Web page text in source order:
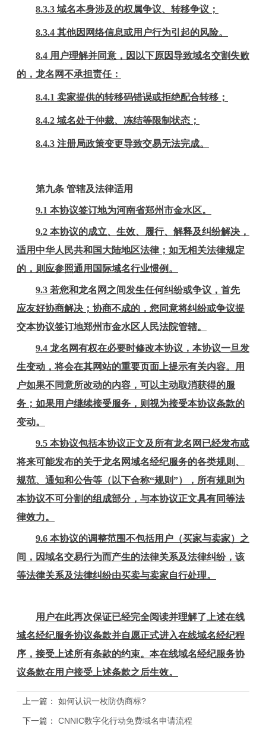
8.3.3 域名本身涉及的权属争议、转移争议；
8.3.4 其他因网络信息或用户行为引起的风险。
8.4 用户理解并同意，因以下原因导致域名交割失败
的，龙名网不承担责任：
8.4.1 卖家提供的转移码错误或拒绝配合转移；
8.4.2 域名处于仲裁、冻结等限制状态；
8.4.3 注册局政策变更导致交易无法完成。
第九条 管辖及法律适用
9.1 本协议签订地为河南省郑州市金水区。
9.2 本协议的成立、生效、履行、解释及纠纷解决，
适用中华人民共和国大陆地区法律；如无相关法律规定
的，则应参照通用国际域名行业惯例。
9.3 若您和龙名网之间发生任何纠纷或争议，首先
应友好协商解决；协商不成的，您同意将纠纷或争议提
交本协议签订地郑州市金水区人民法院管辖。
9.4 龙名网有权在必要时修改本协议，本协议一旦发
生变动，将会在其网站的重要页面上提示有关内容。用
户如果不同意所改动的内容，可以主动取消获得的服
务；如果用户继续接受服务，则视为接受本协议条款的
变动。
9.5 本协议包括本协议正文及所有龙名网已经发布或
将来可能发布的关于龙名网域名经纪服务的各类规则、
规范、通知和公告等（以下合称“规则”），所有规则为
本协议不可分割的组成部分，与本协议正文具有同等法
律效力。
9.6 本协议的调整范围不包括用户（买家与卖家）之
间，因域名交易行为而产生的法律关系及法律纠纷，该
等法律关系及法律纠纷由买卖与卖家自行处理。
用户在此再次保证已经完全阅读并理解了上述在线
域名经纪服务协议条款并自愿正式进入在线域名经纪程
序，接受上述所有条款的约束。本在线域名经纪服务协
议条款在用户接受上述条款之后生效。
上一篇： 如何认识一枚防伪商标?
下一篇： CNNIC数字化行动免费域名申请流程